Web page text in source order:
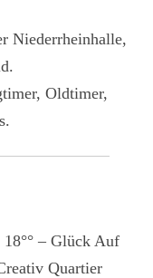
Niederrheinhalle,
Oldtimer,
18°° – Glück Auf
Quartier